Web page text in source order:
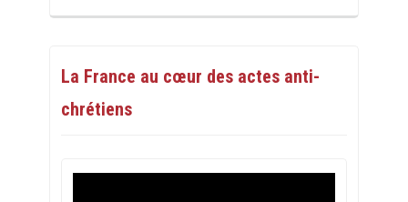
La France au cœur des actes anti-
chrétiens